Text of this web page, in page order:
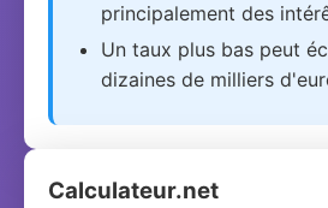
principalement des
Un taux plus bas peut
dizaines de milliers
Calculateur.net